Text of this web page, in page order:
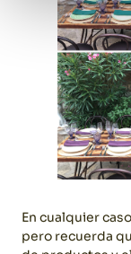
En cualquier
pero recuerda